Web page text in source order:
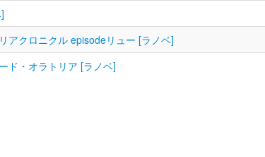
アクロニクル episodeリュー [ラノベ]
ド・オラトリア [ラノベ]